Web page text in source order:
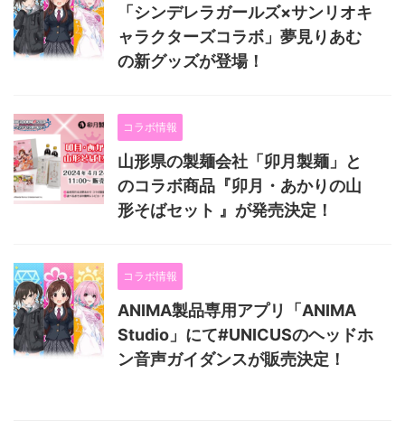
「シンデレラガールズ×サンリオキ
ャラクターズコラボ」夢見りあむ
の新グッズが登場！
コラボ情報
山形県の製麺会社「卯月製麺」と
のコラボ商品『卯月・あかりの山
形そばセット 』が発売決定！
コラボ情報
ANIMA製品専用アプリ「ANIMA
Studio」にて#UNICUSのヘッドホ
ン音声ガイダンスが販売決定！